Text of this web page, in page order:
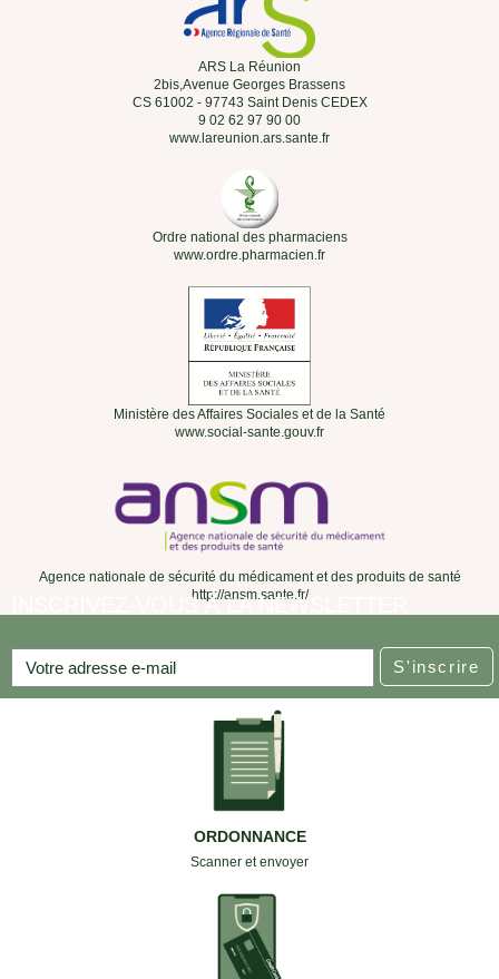
ARS La Réunion
2bis,Avenue Georges Brassens
CS 61002 - 97743 Saint Denis CEDEX
9 02 62 97 90 00
www.lareunion.ars.sante.fr
Ordre national des pharmaciens
www.ordre.pharmacien.fr
Ministère des Affaires Sociales et de la Santé
www.social-sante.gouv.fr
Agence nationale de sécurité du médicament et des produits de santé
http://ansm.sante.fr/
INSCRIVEZ-VOUS À LA NEWSLETTER
S'inscrire
ORDONNANCE
Scanner et envoyer